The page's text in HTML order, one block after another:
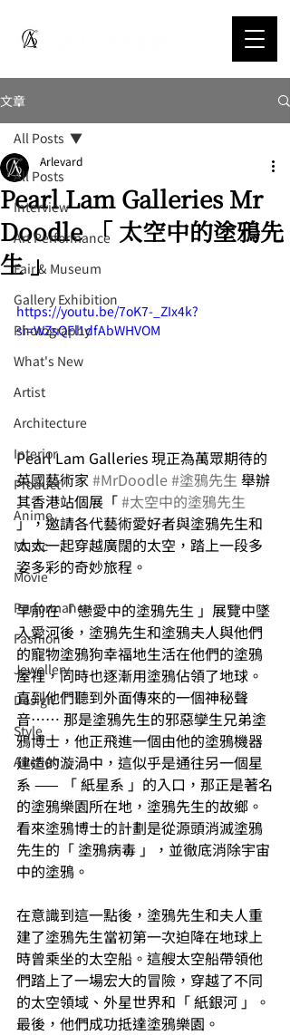
文章
All Posts
Interview
Art Performance
Fair & Museum
Gallery Exhibition
Photography
What's New
Artist
Architecture
Interior
⁠⁠Product
Anime
Music
⁠⁠Movie
⁠⁠Performance
⁠Fashion
⁠⁠Jewellery
Design
Style
Auction
All Posts
Pearl Lam Galleries Mr
Doodle 「 太空中的塗鴉先
生 」
Arlevard
https://youtu.be/7oK7-_ZIx4k?
si=WZsQFl1dfAbWHVOM
Pearl Lam Galleries 現正為萬眾期待的
英國藝術家 #MrDoodle #塗鴉先生 舉辦
其香港站個展「 #太空中的塗鴉先生
」，邀請各代藝術愛好者與塗鴉先生和
太太一起穿越廣闊的太空，踏上一段多
姿多彩的奇妙旅程。
早前在「 戀愛中的塗鴉先生 」展覽中墜
入愛河後，塗鴉先生和塗鴉夫人與他們
的寵物塗鴉狗幸福地生活在他們的塗鴉
屋裡，同時也逐漸用塗鴉佔領了地球。
直到他們聽到外面傳來的一個神秘聲
音⋯⋯ 那是塗鴉先生的邪惡孿生兄弟塗
鴉博士，他正飛進一個由他的塗鴉機器
建造的漩渦中，這似乎是通往另一個星
系 —— 「 紙星系 」的入口，那正是著名
的塗鴉樂園所在地，塗鴉先生的故鄉。
看來塗鴉博士的計劃是從源頭消滅塗鴉
先生的「 塗鴉病毒 」，並徹底消除宇宙
中的塗鴉。
在意識到這一點後，塗鴉先生和夫人重
建了塗鴉先生當初第一次迫降在地球上
時曾乘坐的太空船。這艘太空船帶領他
們踏上了一場宏大的冒險，穿越了不同
的太空領域、外星世界和「 紙銀河 」。
最後，他們成功抵達塗鴉樂園。